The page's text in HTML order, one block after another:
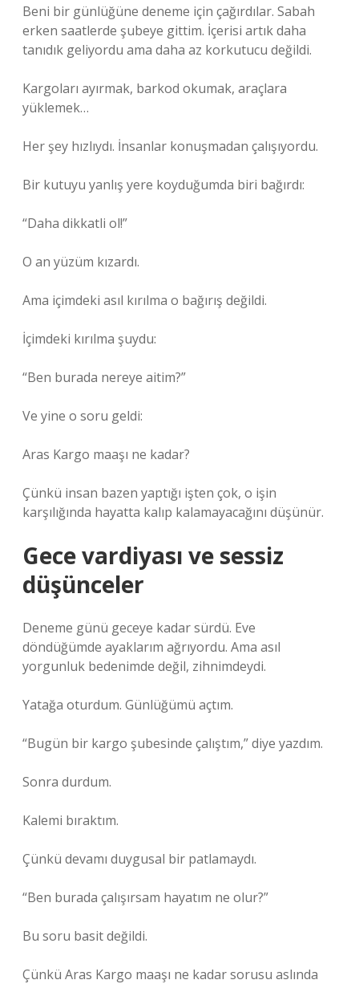
Beni bir günlüğüne deneme için çağırdılar. Sabah
erken saatlerde şubeye gittim. İçerisi artık daha
tanıdık geliyordu ama daha az korkutucu değildi.
Kargoları ayırmak, barkod okumak, araçlara
yüklemek…
Her şey hızlıydı. İnsanlar konuşmadan çalışıyordu.
Bir kutuyu yanlış yere koyduğumda biri bağırdı:
“Daha dikkatli ol!”
O an yüzüm kızardı.
Ama içimdeki asıl kırılma o bağırış değildi.
İçimdeki kırılma şuydu:
“Ben burada nereye aitim?”
Ve yine o soru geldi:
Aras Kargo maaşı ne kadar?
Çünkü insan bazen yaptığı işten çok, o işin
karşılığında hayatta kalıp kalamayacağını düşünür.
Gece vardiyası ve sessiz
düşünceler
Deneme günü geceye kadar sürdü. Eve
döndüğümde ayaklarım ağrıyordu. Ama asıl
yorgunluk bedenimde değil, zihnimdeydi.
Yatağa oturdum. Günlüğümü açtım.
“Bugün bir kargo şubesinde çalıştım,” diye yazdım.
Sonra durdum.
Kalemi bıraktım.
Çünkü devamı duygusal bir patlamaydı.
“Ben burada çalışırsam hayatım ne olur?”
Bu soru basit değildi.
Çünkü Aras Kargo maaşı ne kadar sorusu aslında